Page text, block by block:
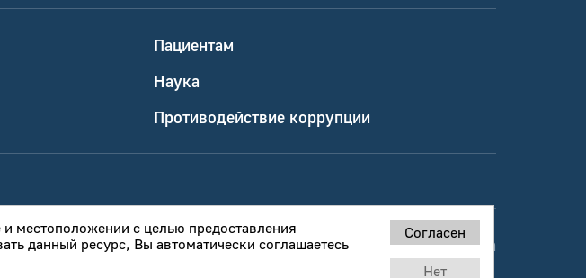
Пациентам
Наука
Противодействие коррупции
СозданоАгентством Третьякова
местоположении с целью предоставления
данный ресурс, Вы автоматически соглашаетесь
Согласен
Нет